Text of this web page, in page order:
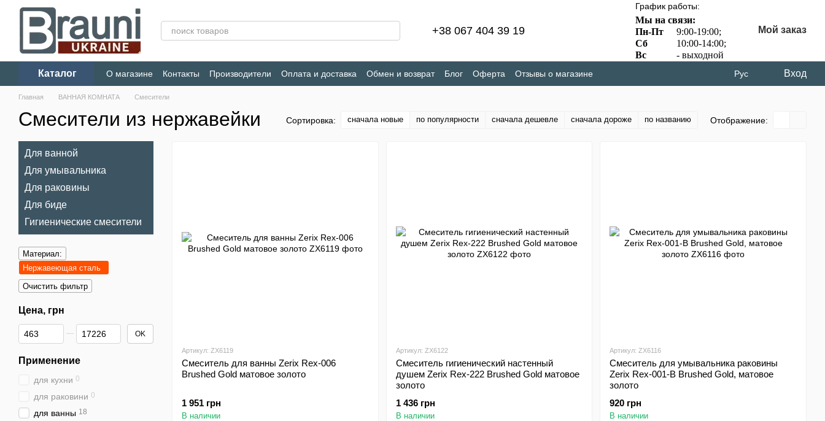
Перейти к основному контенту
+38 067 404 39 19
График работы:
Мы на связи:
Пн-Пт
9:00-19:00;
Сб
10:00-14:00;
Вс
- выходной
Мой заказ
Каталог О магазине Контакты Производители Оплата и доставка Обмен и возврат Блог Оферта
Отзывы о магазине
Конфиденциальность
Рус Вход
Главная ВАННАЯ КОМНАТА Смесители
Смесители из нержавейки Сортировка: сначала новые по популярности сначала дешевле сначала дороже по названию Отображение:
Артикул: ZX6119
Смеситель для ванны Zerix Rex-006
Brushed Gold матовое золото
1 951 грн
В наличии
Артикул: ZX6122
Смеситель гигиенический настенный
душем Zerix Rex-222 Brushed Gold матовое
золото
1 436 грн
В наличии
Артикул: ZX6116
Смеситель для умывальника раковины
Zerix Rex-001-B Brushed Gold, матовое
золото
920 грн
В наличии
Для ванной
Для умывальника
Для раковины
Для биде
Гигиенические смесители
Материал:
Нержавеющая сталь
Очистить фильтр
Цена, грн
От Цена, грн
До Цена, грн OK
Применение
для кухни 0
для раковини 0
для ванны 18